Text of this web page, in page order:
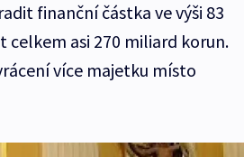
finanční částka ve výši 83
celkem asi 270 miliard korun.
více majetku místo